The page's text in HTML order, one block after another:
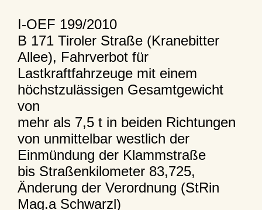
I-OEF 199/2010
B 171 Tiroler Straße (Kranebitter
Allee), Fahrverbot für
Lastkraftfahrzeuge mit einem
höchstzulässigen Gesamtgewicht
von
mehr als 7,5 t in beiden Richtungen
von unmittelbar westlich der
Einmündung der Klammstraße
bis Straßenkilometer 83,725,
Änderung der Verordnung (StRin
Mag.a Schwarzl)